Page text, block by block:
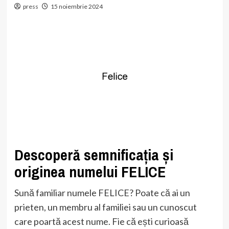
press 15 noiembrie 2024
Descoperă semnificația și
originea numelui FELICE
Sună familiar numele FELICE? Poate că ai un
prieten, un membru al familiei sau un cunoscut
care poartă acest nume. Fie că ești curioasă